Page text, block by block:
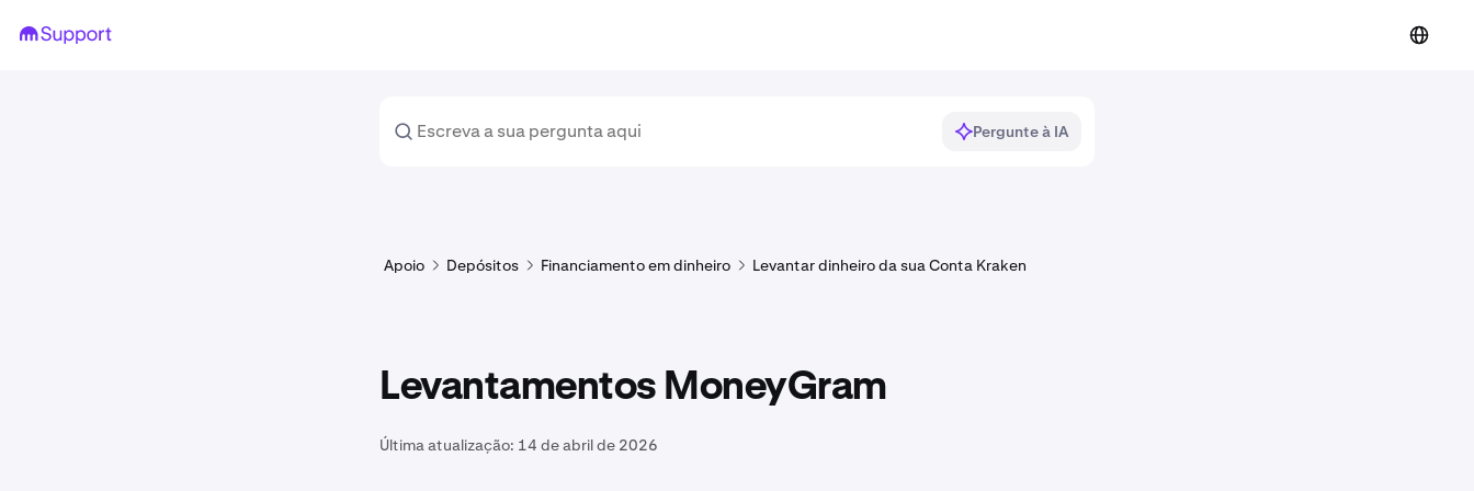
Pergunte à IA
Apoio Depósitos Financiamento em dinheiro Levantar dinheiro da sua Conta Kraken
Levantamentos MoneyGram
Última atualização: 14 de abril de 2026